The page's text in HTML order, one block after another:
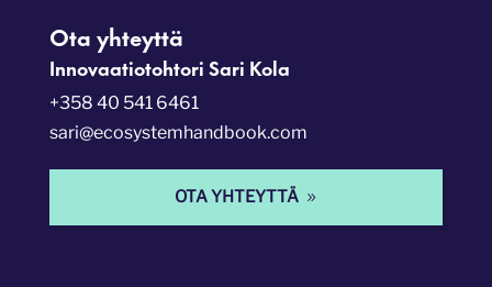
Ota yhteyttä
Innovaatiotohtori Sari Kola
+358 40 541 6461
sari@ecosystemhandbook.com
OTA YHTEYTTÄ